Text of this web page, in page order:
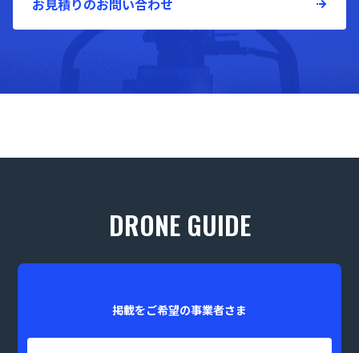
お見積りのお問い合わせ
DRONE GUIDE
掲載をご希望の事業者さま